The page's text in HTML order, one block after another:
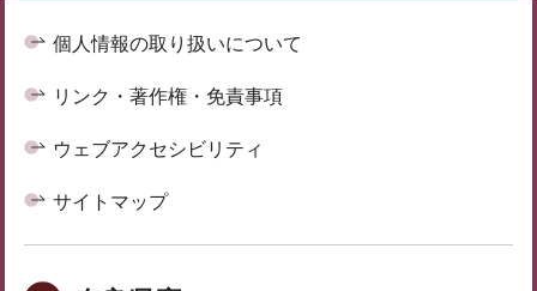
個人情報の取り扱いについて
リンク・著作権・免責事項
ウェブアクセシビリティ
サイトマップ